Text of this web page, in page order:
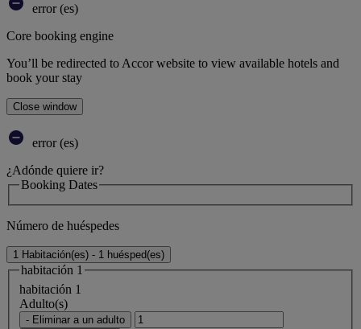
error (es)
Core booking engine
You’ll be redirected to Accor website to view available hotels and
book your stay
Close window
error (es)
¿Adónde quiere ir?
Booking Dates
Número de huéspedes
1 Habitación(es) - 1 huésped(es)
habitación 1
habitación 1
Adulto(s)
- Eliminar a un adulto